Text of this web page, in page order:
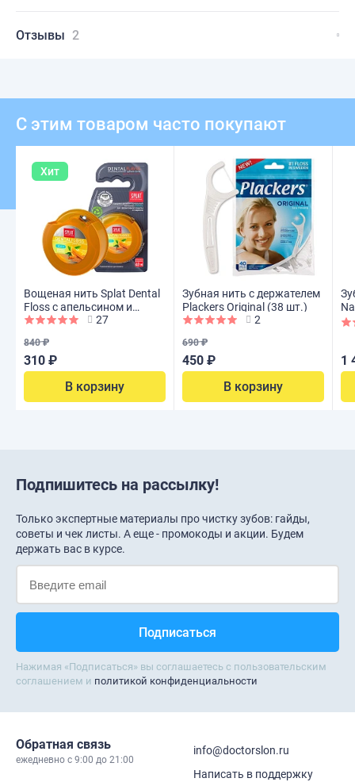
Отзывы 2
С этим товаром часто покупают
Хит
Вощеная нить Splat Dental
Floss с апельсином и
корицей, 40 м 27
840 ₽
310 ₽
В корзину
Зубная нить с держателем
Plackers Original (38 шт.)
2
690 ₽
450 ₽
В корзину
1
Подпишитесь на рассылку!
Только экспертные материалы про чистку зубов: гайды,
советы и чек листы. А еще - промокоды и акции. Будем
держать вас в курсе.
Нажимая «Подписаться» вы соглашаетесь с пользовательским
соглашением и политикой конфиденциальности
Обратная связь
ежедневно c 9:00 до 21:00
info@doctorslon.ru
Написать в поддержку